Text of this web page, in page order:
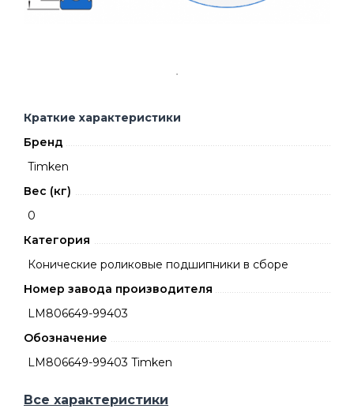
Краткие характеристики
Бренд
Timken
Вес (кг)
0
Категория
Конические роликовые подшипники в сборе
Номер завода производителя
LM806649-99403
Обозначение
LM806649-99403 Timken
Все характеристики